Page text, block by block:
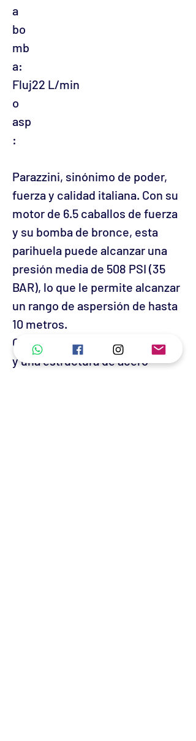
a
bo
mb
a:
Fluj
o
asp
:
22 L/min
Parazzini, sinónimo de poder,
fuerza y calidad italiana. Con su
motor de 6.5 caballos de fuerza
y su bomba de bronce, esta
parihuela puede alcanzar una
presión media de 508 PSI (35
BAR), lo que le permite alcanzar
un rango de aspersión de hasta
10 metros.
Cuenta con pistones cerámicos
y una estructura de acero